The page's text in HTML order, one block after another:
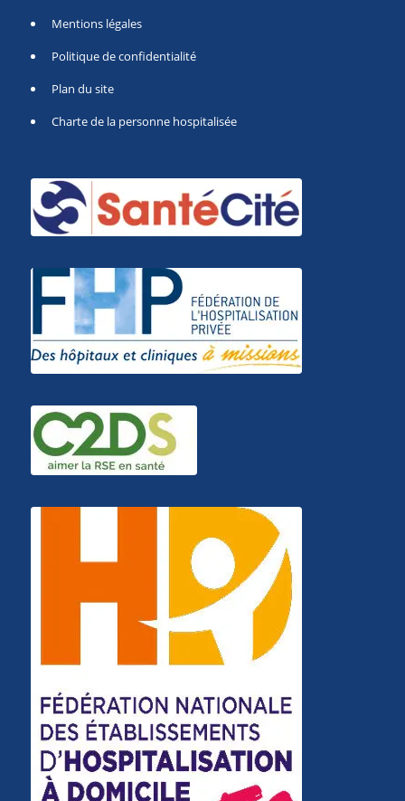
Mentions légales
Politique de confidentialité
Plan du site
Charte de la personne hospitalisée